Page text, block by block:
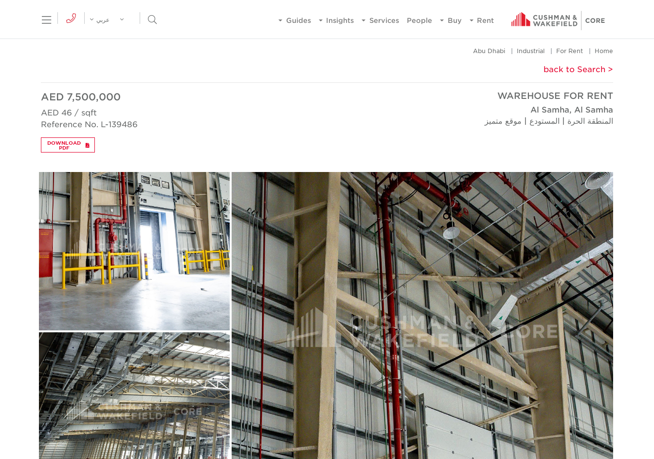
Rent
Buy
People
Services
Insights
Guides
Menu Open Search Menu
عربي
Home
For Rent
Industrial
Abu Dhabi
< back to Search
WAREHOUSE FOR RENT
Al Samha, Al Samha
المنطقة الحرة | المستودع | موقع متميز
AED 7,500,000
AED 46 / sqft
Reference No. L-139486
DOWNLOAD
PDF